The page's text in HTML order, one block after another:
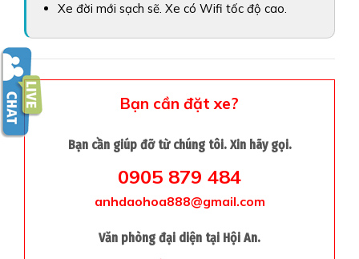
Xe đời mới sạch sẽ. Xe có Wifi tốc độ cao.
Bạn cần đặt xe?
Bạn cần giúp đỡ từ chúng tôi. Xin hãy gọi.
0905 879 484
anhdaohoa888@gmail.com
Văn phòng đại diện tại Hội An.